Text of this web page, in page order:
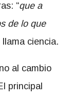
“que a
de lo que
ciencia.
al cambio
principal